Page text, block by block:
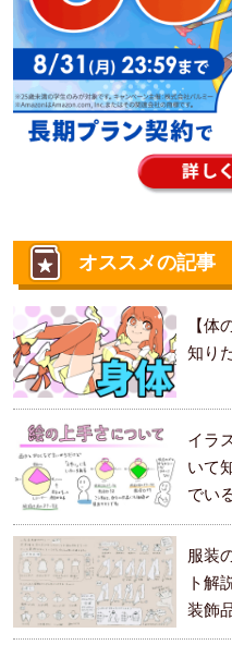
オススメの記事
【体
知り
イラ
いて
でい
服装
ト解
装飾